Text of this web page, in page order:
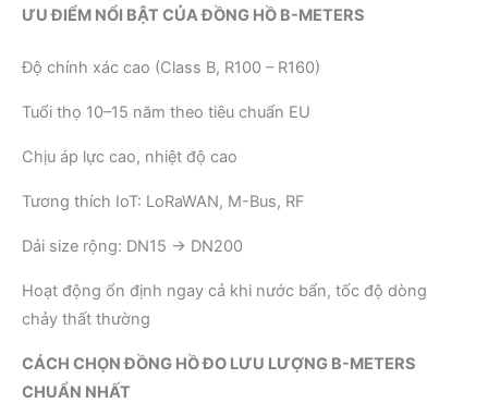
ƯU ĐIỂM NỔI BẬT CỦA ĐỒNG HỒ B-METERS
Độ chính xác cao (Class B, R100 – R160)
Tuổi thọ 10–15 năm theo tiêu chuẩn EU
Chịu áp lực cao, nhiệt độ cao
Tương thích IoT: LoRaWAN, M-Bus, RF
Dải size rộng: DN15 → DN200
Hoạt động ổn định ngay cả khi nước bẩn, tốc độ dòng
chảy thất thường
CÁCH CHỌN ĐỒNG HỒ ĐO LƯU LƯỢNG B-METERS
CHUẨN NHẤT